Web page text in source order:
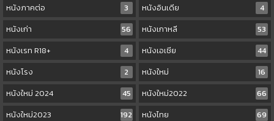
หนังภาคต่อ
3 หนังอินเดีย
4
หนังเก่า
56 หนังเกาหลี
53
หนังเรท R18+
4 หนังเอเชีย
44
หนังโรง
2 หนังใหม่
16
หนังใหม่ 2024
45 หนังใหม่2022
66
หนังใหม่2023
192 หนังไทย
69